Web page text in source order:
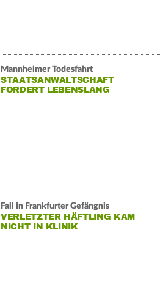
Mannheimer Todesfahrt
STAATSANWALTSCHAFT
FORDERT LEBENSLANG
Fall in Frankfurter Gefängnis
VERLETZTER HÄFTLING KAM
NICHT IN KLINIK